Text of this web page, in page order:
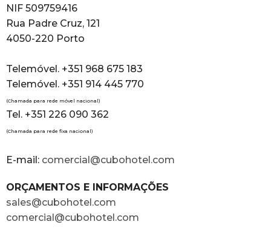
NIF 509759416
Rua Padre Cruz, 121
4050-220 Porto
Telemóvel. +351 968 675 183
Telemóvel. +351 914 445 770
(Chamada para rede móvel nacional)
Tel. +351 226 090 362
(Chamada para rede fixa nacional)
E-mail: comercial@cubohotel.com
ORÇAMENTOS E INFORMAÇÕES
sales@cubohotel.com
comercial@cubohotel.com